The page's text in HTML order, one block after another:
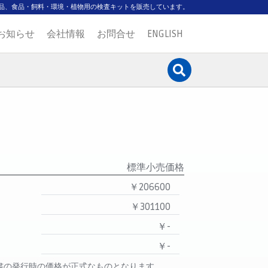
食品・飼料・環境・植物用の検査キットを販売しています。
知らせ 会社情報 お問合せ ENGLISH
標準小売価格
￥206600
￥301100
￥-
￥-